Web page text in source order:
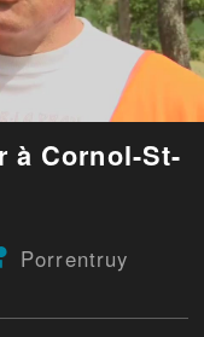
à Cornol-St-
Porrentruy